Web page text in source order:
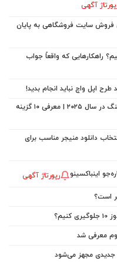
آگهی
فروش سایت فروشگاهی به پایان
راهکارهایی که واقعاً جواب
مناسب‌ترین کارت گرافیک برای بازی و گیمینگ در سال ۲۰۲۵ | معرفی ۱۰ گزینه
دانلود منیجر مناسب برای
اینباکسینو رپورتاژ آگهی
مجهز می‌شود